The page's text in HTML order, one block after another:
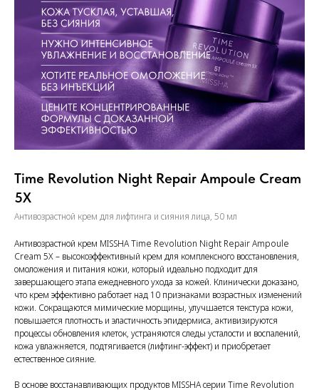
Time Revolution Night Repair Ampoule Cream
5X
Антивозрастной крем для лифтинга и сияния лица, 50 мл
Антивозрастной крем MISSHA Time Revolution Night Repair Ampoule
Cream 5X – высокоэффективный крем для комплексного восстановления,
омоложения и питания кожи, который идеально подходит для
завершающего этапа ежедневного ухода за кожей. Клинически доказано,
что крем эффективно работает над 10 признаками возрастных изменений
кожи. Сокращаются мимические морщины, улучшается текстура кожи,
повышается плотность и эластичность эпидермиса, активизируются
процессы обновления клеток, устраняются следы усталости и воспалений,
кожа увлажняется, подтягивается (лифтинг-эффект) и приобретает
естественное сияние.
В основе восстанавливающих продуктов MISSHA серии Time Revolution